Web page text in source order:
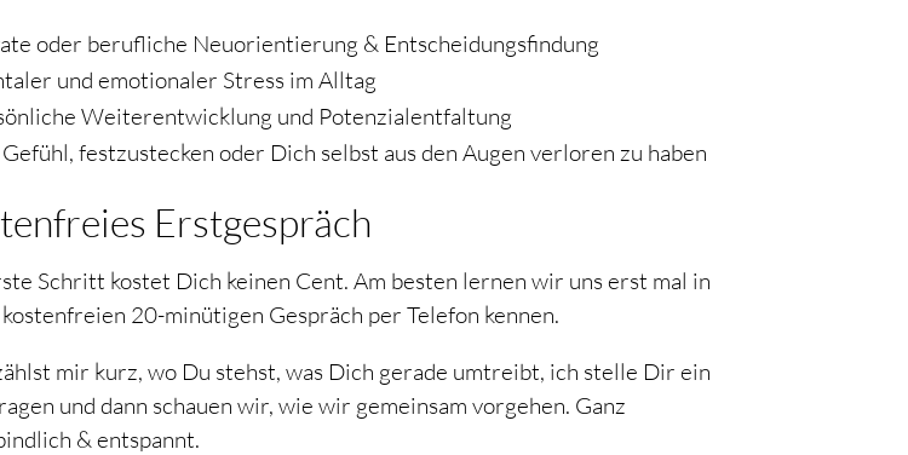
oder berufliche Neuorientierung & Entscheidungsfindung
und emotionaler Stress im Alltag
Weiterentwicklung und Potenzialentfaltung
Gefühl, festzustecken oder Dich selbst aus den Augen verloren zu haben
Erstgespräch
Schritt kostet Dich keinen Cent. Am besten lernen wir uns erst mal in
20-minütigen Gespräch per Telefon kennen.
mir kurz, wo Du stehst, was Dich gerade umtreibt, ich stelle Dir ein
und dann schauen wir, wie wir gemeinsam vorgehen. Ganz
& entspannt.